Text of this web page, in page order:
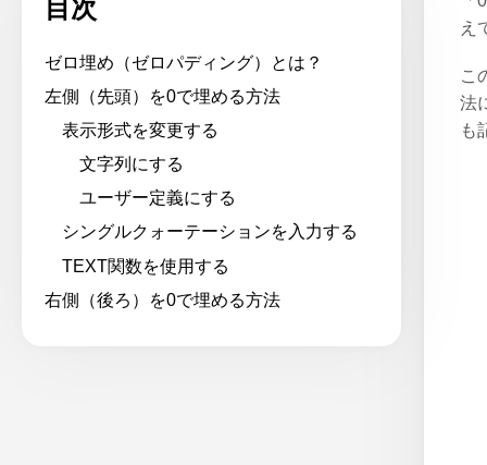
目次
ゼロ埋め（ゼロパディング）とは？
左側（先頭）を0で埋める方法
表示形式を変更する
文字列にする
ユーザー定義にする
シングルクォーテーションを入力する
TEXT関数を使用する
右側（後ろ）を0で埋める方法
え
こ
法
も